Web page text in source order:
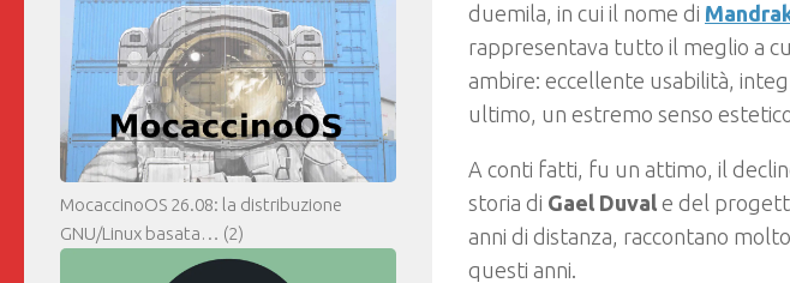
duemila, in cui il nome di
rappresentava tutto il meglio a
ambire: eccellente usabilità,
ultimo, un estremo senso
A conti fatti, fu un attimo, il
storia di Gael Duval e del
anni di distanza, raccontano
questi anni.
MocaccinoOS 26.08: la distribuzione
GNU/Linux basata… (2)